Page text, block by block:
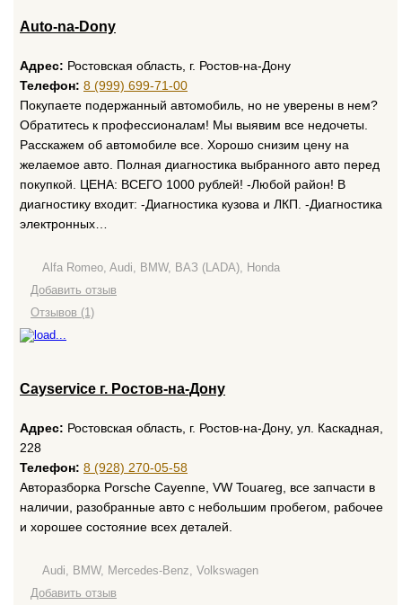
Auto-na-Dony
Адрес: Ростовская область, г. Ростов-на-Дону
Телефон: 8 (999) 699-71-00
Покупаете подержанный автомобиль, но не уверены в нем?
Обратитесь к профессионалам! Мы выявим все недочеты.
Расскажем об автомобиле все. Хорошо снизим цену на
желаемое авто. Полная диагностика выбранного авто перед
покупкой. ЦЕНА: ВСЕГО 1000 рублей! -Любой район! В
диагностику входит: -Диагностика кузова и ЛКП. -Диагностика
электронных…
Alfa Romeo, Audi, BMW, ВАЗ (LADA), Honda
Добавить отзыв
Отзывов (1)
Cayservice г. Ростов-на-Дону
Адрес: Ростовская область, г. Ростов-на-Дону, ул. Каскадная,
228
Телефон: 8 (928) 270-05-58
Авторазборка Porsche Cayenne, VW Touareg, все запчасти в
наличии, разобранные авто с небольшим пробегом, рабочее
и хорошее состояние всех деталей.
Audi, BMW, Mercedes-Benz, Volkswagen
Добавить отзыв